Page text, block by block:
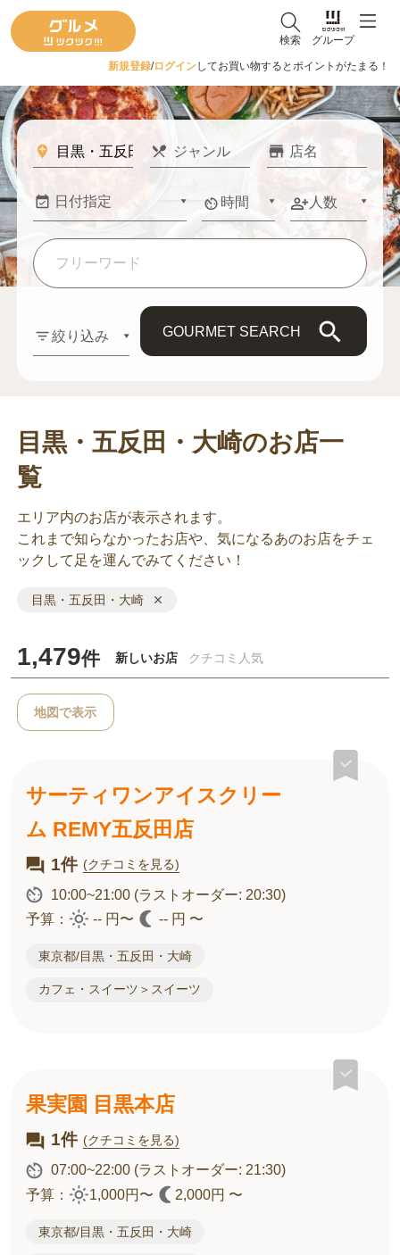
検索 グループ
新規登録/ログインしてお買い物するとポイントがたまる！
時間 人数
絞り込み GOURMET SEARCH
目黒・五反田・大崎のお店一
覧
エリア内のお店が表示されます。
これまで知らなかったお店や、気になるあのお店をチェ
ックして足を運んでみてください！
目黒・五反田・大崎
1,479件 新しいお店 クチコミ人気
地図で表示
サーティワンアイスクリー
ム REMY五反田店
1件 (クチコミを見る)
10:00~21:00 (ラストオーダー: 20:30)
予算：
-- 円〜 -- 円 〜
東京都/目黒・五反田・大崎
カフェ・スイーツ＞スイーツ
果実園 目黒本店
1件 (クチコミを見る)
07:00~22:00 (ラストオーダー: 21:30)
予算：
1,000円〜 2,000円 〜
東京都/目黒・五反田・大崎